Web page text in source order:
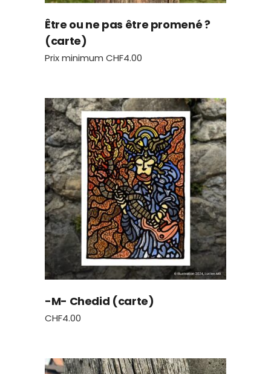
Être ou ne pas être promené ?
(carte)
Prix minimum CHF4.00
-M- Chedid (carte)
CHF4.00